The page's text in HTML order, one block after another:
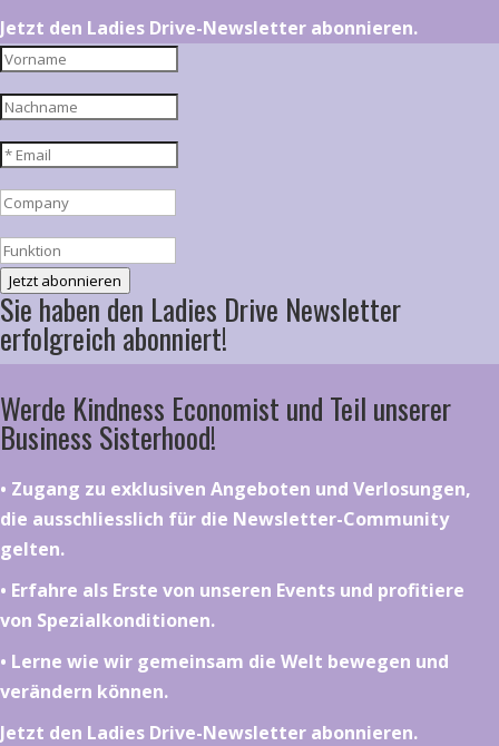
Jetzt den Ladies Drive-Newsletter abonnieren.
Jetzt abonnieren
Sie haben den Ladies Drive Newsletter
erfolgreich abonniert!
Werde Kindness Economist und Teil unserer
Business Sisterhood!
•⁠ ⁠⁠Zugang zu exklusiven Angeboten und Verlosungen,
die ausschliesslich für die Newsletter-Community
gelten.
•⁠ ⁠⁠Erfahre als Erste von unseren Events und profitiere
von Spezialkonditionen.
•⁠ ⁠⁠Lerne wie wir gemeinsam die Welt bewegen und
verändern können.
Jetzt den Ladies Drive-Newsletter abonnieren.